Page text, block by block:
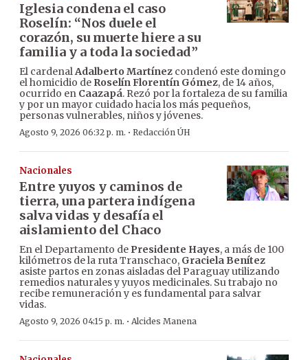
Iglesia condena el caso
Roselín: “Nos duele el
corazón, su muerte hiere a su
familia y a toda la sociedad”
El cardenalAdalberto Martínez condenó este domingo
el homicidio de Roselín Florentín Gómez, de 14 años,
ocurrido en Caazapá. Rezó por la fortaleza de su familia
y por un mayor cuidado hacia los más pequeños,
personas vulnerables, niños y jóvenes.
Agosto 9, 2026 06:32 p. m. · Redacción ÚH
Nacionales
Entre yuyos y caminos de
tierra, una partera indígena
salva vidas y desafía el
aislamiento del Chaco
En el Departamento de Presidente Hayes, a más de 100
kilómetros de la ruta Transchaco, Graciela Benítez
asiste partos en zonas aisladas del Paraguay utilizando
remedios naturales y yuyos medicinales. Su trabajo no
recibe remuneración y es fundamental para salvar
vidas.
Agosto 9, 2026 04:15 p. m. · Alcides Manena